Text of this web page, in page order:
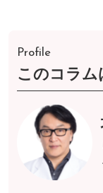
Profile
このコラム